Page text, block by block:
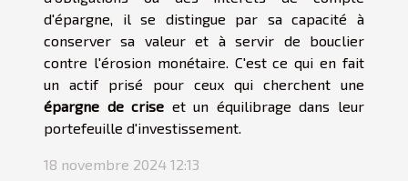
d'épargne, il se distingue par sa capacité à
conserver sa valeur et à servir de bouclier
contre l'érosion monétaire. C'est ce qui en fait
un actif prisé pour ceux qui cherchent une
épargne de crise et un équilibrage dans leur
portefeuille d'investissement.
18 novembre 2024 12:13